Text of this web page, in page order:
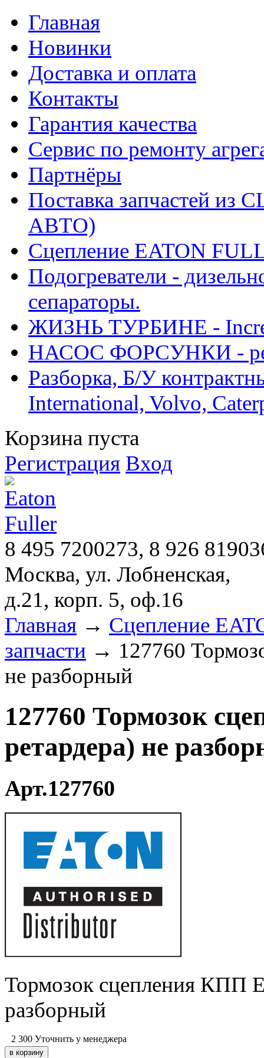
Главная
Новинки
Доставка и оплата
Контакты
Гарантия качества
Сервис по ремонту
Партнёры
Поставка запчастей
АВТО)
Сцепление EATON
Подогреватели -
сепараторы.
ЖИЗНЬ ТУРБИНЕ -
НАСОС ФОРСУНКИ -
Разборка, Б/У
International, Volvo,
Корзина пуста
Регистрация Вход
8 495 7200273, 8 926
Москва, ул. Лобненская,
д.21, корп. 5, оф.16
Главная → Сцепление
запчасти → 127760
не разборный
127760 Тормозок
ретардера) не
Арт.127760
Тормозок сцепления КПП
разборный
2 300 Уточнить у менеджера